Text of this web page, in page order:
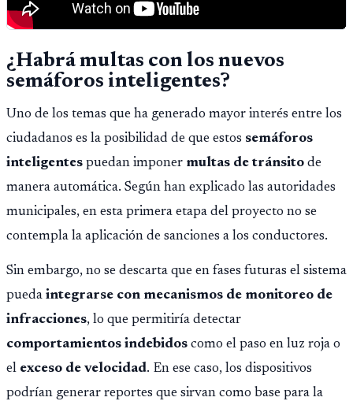
¿Habrá multas con los nuevos
semáforos inteligentes?
Uno de los temas que ha generado mayor interés entre los
ciudadanos es la posibilidad de que estos semáforos
inteligentes puedan imponer multas de tránsito de
manera automática. Según han explicado las autoridades
municipales, en esta primera etapa del proyecto no se
contempla la aplicación de sanciones a los conductores.
Sin embargo, no se descarta que en fases futuras el sistema
pueda integrarse con mecanismos de monitoreo de
infracciones, lo que permitiría detectar
comportamientos indebidos como el paso en luz roja o
el exceso de velocidad. En ese caso, los dispositivos
podrían generar reportes que sirvan como base para la